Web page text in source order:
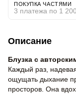
ПОКУПКА ЧАСТЯМИ
3 платежа по 1
Описание
Блузка с
Каждый раз,
ощущать дыхание
просторов. Она